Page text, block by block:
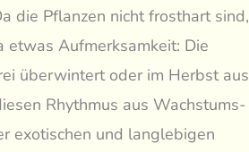
die Pflanzen nicht frosthart sind,
Aufmerksamkeit: Die
überwintert oder im Herbst aus
Rhythmus aus Wachstums-
exotischen und langlebigen